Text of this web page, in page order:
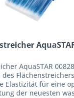
AquaSTAR
Flächenstreichers
Elastizität für eine
der neuesten